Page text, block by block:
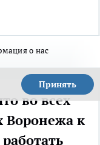
о нас
Принять
во всех
Воронежа к